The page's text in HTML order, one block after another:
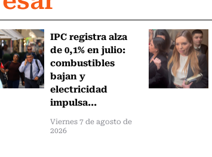
IPC registra alza
de 0,1% en julio:
combustibles
bajan y
electricidad
impulsa...
Viernes 7 de agosto de
2026